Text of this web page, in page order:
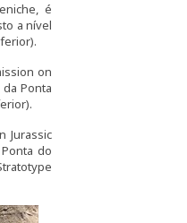
é
a nível
on
Ponta
Jurassic
do